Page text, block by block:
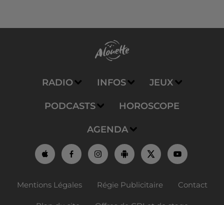
RADIO INFOS JEUX
PODCASTS HOROSCOPE
AGENDA
Mentions Légales Régie Publicitaire Contact